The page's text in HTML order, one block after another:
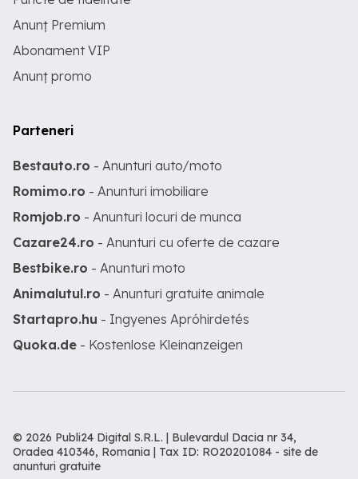
Anunț Premium
Abonament VIP
Anunț promo
Parteneri
Bestauto.ro - Anunturi auto/moto
Romimo.ro - Anunturi imobiliare
Romjob.ro - Anunturi locuri de munca
Cazare24.ro - Anunturi cu oferte de cazare
Bestbike.ro - Anunturi moto
Animalutul.ro - Anunturi gratuite animale
Startapro.hu - Ingyenes Apróhirdetés
Quoka.de - Kostenlose Kleinanzeigen
© 2026 Publi24 Digital S.R.L. | Bulevardul Dacia nr 34,
Oradea 410346, Romania | Tax ID: RO20201084 - site de
anunturi gratuite